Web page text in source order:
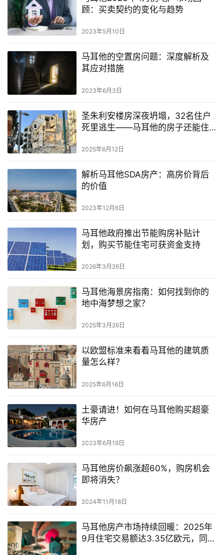
马
耳
他
移
学
教
育
址
导
航
顾：买卖契约的变化与趋势
2023年5月10日
马耳他的空置房问题：深度解析及
其应对措施
2023年6月3日
圣朱利安楼房深夜坍塌，32名住户
死里逃生——马耳他的房子还能住
2025年6月12日
解析马耳他SDA房产：高房价背后
的价值
2023年12月6日
马耳他政府推出节能购房补贴计
划，购买节能住宅可获资金支持
2026年3月26日
马耳他海景房指南：如何找到你的
地中海梦想之家？
2025年3月26日
以欧盟标准来看看马耳他的建筑质
量怎么样？
2025年6月16日
土豪请进！如何在马耳他购买超豪
华房产
2023年6月19日
马耳他房价飙涨超60%，购房机会
即将消失？
2024年11月18日
马耳他房产市场持续回暖：2025年
9月住宅交易额达3.35亿欧元，同比